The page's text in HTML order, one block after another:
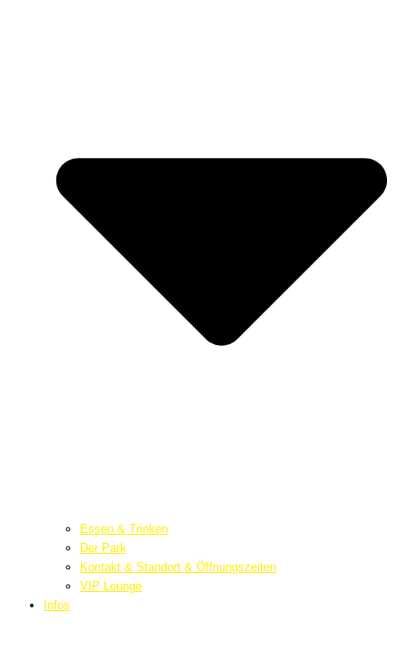
Essen & Trinken
Der Park
Kontakt & Standort & Öffnungszeiten
VIP Lounge
Infos